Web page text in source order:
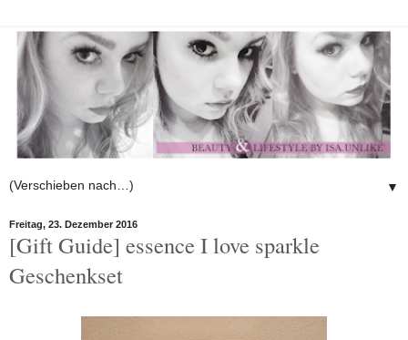
▼
Freitag, 23. Dezember 2016
[Gift Guide] essence I love sparkle
Geschenkset